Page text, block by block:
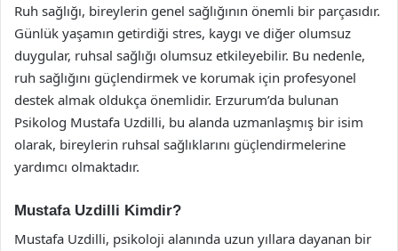
Ruh sağlığı, bireylerin genel sağlığının önemli bir parçasıdır.
Günlük yaşamın getirdiği stres, kaygı ve diğer olumsuz
duygular, ruhsal sağlığı olumsuz etkileyebilir. Bu nedenle,
ruh sağlığını güçlendirmek ve korumak için profesyonel
destek almak oldukça önemlidir. Erzurum’da bulunan
Psikolog Mustafa Uzdilli, bu alanda uzmanlaşmış bir isim
olarak, bireylerin ruhsal sağlıklarını güçlendirmelerine
yardımcı olmaktadır.
Mustafa Uzdilli Kimdir?
Mustafa Uzdilli, psikoloji alanında uzun yıllara dayanan bir